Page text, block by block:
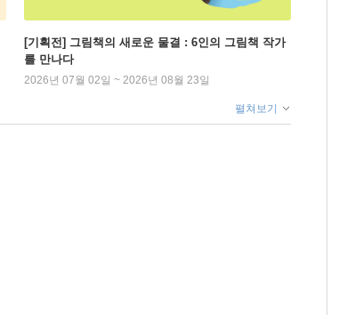
[기획전] 그림책의 새로운 물결 : 6인의 그림책 작가
를 만나다
2026년 07월 02일 ~ 2026년 08월 23일
펼쳐보기